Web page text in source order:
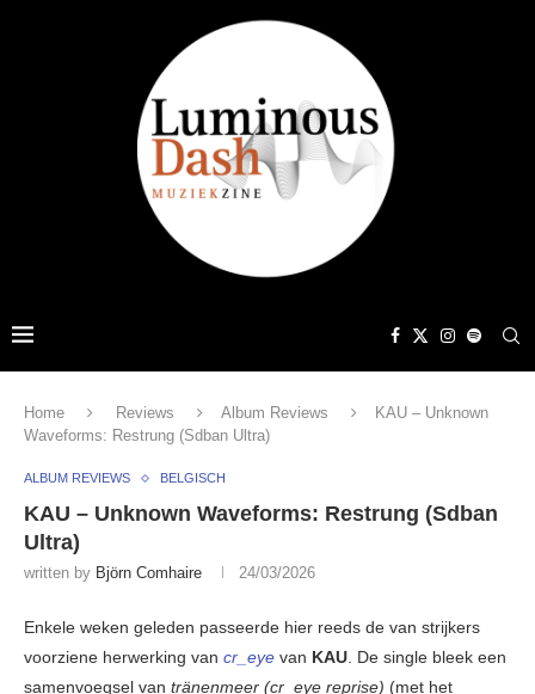
Home Reviews Album Reviews
KAU – Unknown
Waveforms: Restrung (Sdban Ultra)
ALBUM REVIEWS BELGISCH
KAU – Unknown Waveforms: Restrung (Sdban
Ultra)
written by Björn Comhaire 24/03/2026
Enkele weken geleden passeerde hier reeds de van strijkers
voorziene herwerking van cr_eye van KAU. De single bleek een
samenvoegsel van tränenmeer (cr_eye reprise) (met het